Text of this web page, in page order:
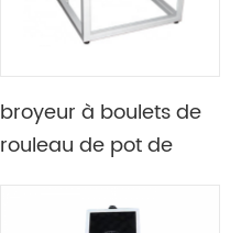
broyeur à boulets de
rouleau de pot de
mélange